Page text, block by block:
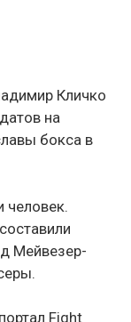
Кличко
на
бокса в
человек.
Мейвезер-
Fight